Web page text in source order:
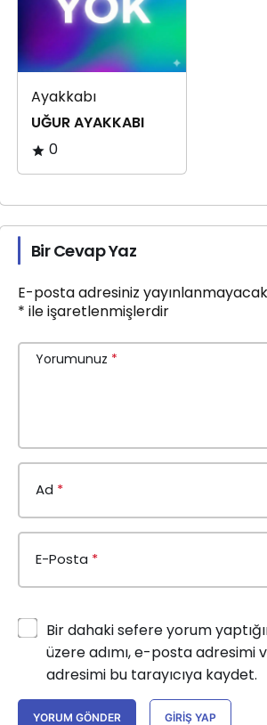
Ayakkabı
UĞUR AYAKKABI
0
Bir Cevap Yaz
E-posta adresiniz
* ile işaretlenmişlerdir
Yorumunuz *
Ad *
E-Posta *
Bir dahaki sefere yorum
üzere adımı, e-posta adresimi
adresimi bu tarayıcıya kaydet.
YORUM GÖNDER GIRIŞ YAP